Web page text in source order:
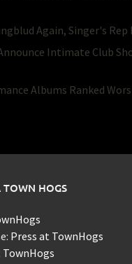
Again, Singer's Rep
Intimate Club
Albums Ranked
TOWN HOGS
Press at TownHogs